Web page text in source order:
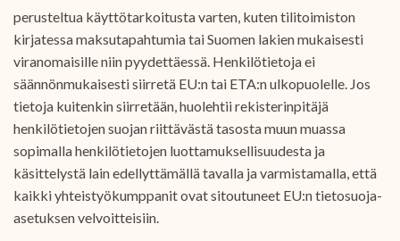
perusteltua käyttötarkoitusta varten, kuten tilitoimiston
kirjatessa maksutapahtumia tai Suomen lakien mukaisesti
viranomaisille niin pyydettäessä. Henkilötietoja ei
säännönmukaisesti siirretä EU:n tai ETA:n ulkopuolelle. Jos
tietoja kuitenkin siirretään, huolehtii rekisterinpitäjä
henkilötietojen suojan riittävästä tasosta muun muassa
sopimalla henkilötietojen luottamuksellisuudesta ja
käsittelystä lain edellyttämällä tavalla ja varmistamalla, että
kaikki yhteistyökumppanit ovat sitoutuneet EU:n tietosuoja-
asetuksen velvoitteisiin.